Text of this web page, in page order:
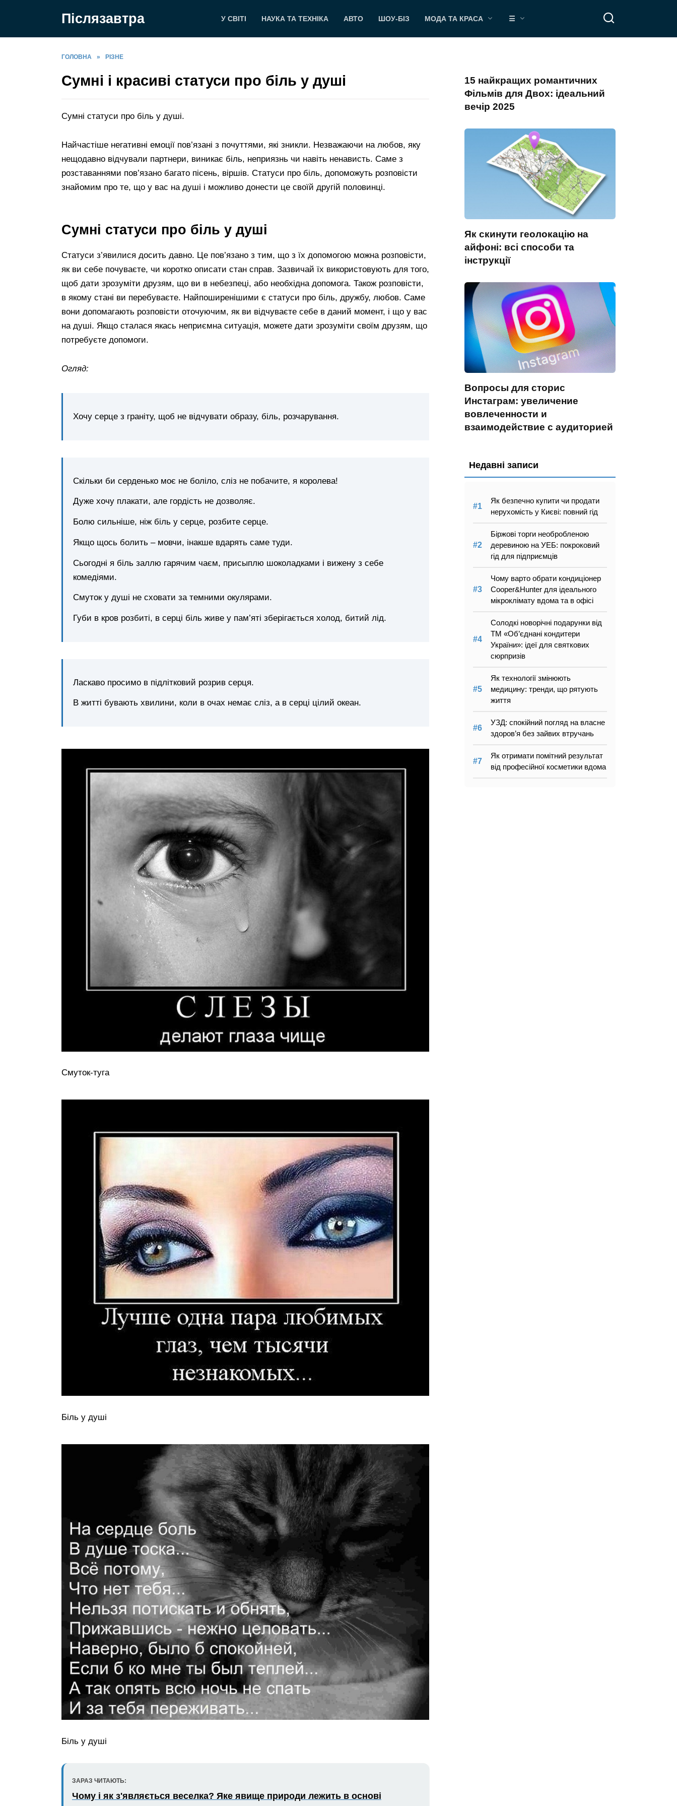
Післязавтра У СВІТІ НАУКА ТА ТЕХНІКА АВТО ШОУ-БІЗ МОДА ТА КРАСА ☰
ГОЛОВНА » РІЗНЕ
Сумні і красиві статуси про біль у душі
Сумні статуси про біль у душі.
Найчастіше негативні емоції пов’язані з почуттями, які зникли. Незважаючи на любов, яку
нещодавно відчували партнери, виникає біль, неприязнь чи навіть ненависть. Саме з
розставаннями пов’язано багато пісень, віршів. Статуси про біль, допоможуть розповісти
знайомим про те, що у вас на душі і можливо донести це своїй другій половинці.
Сумні статуси про біль у душі
Статуси з’явилися досить давно. Це пов’язано з тим, що з їх допомогою можна розповісти,
як ви себе почуваєте, чи коротко описати стан справ. Зазвичай їх використовують для того,
щоб дати зрозуміти друзям, що ви в небезпеці, або необхідна допомога. Також розповісти,
в якому стані ви перебуваєте. Найпоширенішими є статуси про біль, дружбу, любов. Саме
вони допомагають розповісти оточуючим, як ви відчуваєте себе в даний момент, і що у вас
на душі. Якщо сталася якась неприємна ситуація, можете дати зрозуміти своїм друзям, що
потребуєте допомоги.
Огляд:
Хочу серце з граніту, щоб не відчувати образу, біль, розчарування.
Скільки би серденько моє не боліло, сліз не побачите, я королева!
Дуже хочу плакати, але гордість не дозволяє.
Болю сильніше, ніж біль у серце, розбите серце.
Якщо щось болить – мовчи, інакше вдарять саме туди.
Сьогодні я біль заллю гарячим чаєм, присыплю шоколадками і вижену з себе
комедіями.
Смуток у душі не сховати за темними окулярами.
Губи в кров розбиті, в серці біль живе у пам’яті зберігається холод, битий лід.
Ласкаво просимо в підлітковий розрив серця.
В житті бувають хвилини, коли в очах немає сліз, а в серці цілий океан.
Смуток-туга
Біль у душі
Біль у душі
ЗАРАЗ ЧИТАЮТЬ:
Чому і як з'являється веселка? Яке явище природи лежить в основі
15 найкращих романтичних
Фільмів для Двох: ідеальний
вечір 2025
Як скинути геолокацію на
айфоні: всі способи та
інструкції
Вопросы для сторис
Инстаграм: увеличение
вовлеченности и
взаимодействие с аудиторией
Недавні записи
Як безпечно купити чи продати
нерухомість у Києві: повний гід
Біржові торги необробленою
деревиною на УЕБ: покроковий
гід для підприємців
Чому варто обрати кондиціонер
Cooper&Hunter для ідеального
мікроклімату вдома та в офісі
Солодкі новорічні подарунки від
ТМ «Об’єднані кондитери
України»: ідеї для святкових
сюрпризів
Як технології змінюють
медицину: тренди, що рятують
життя
УЗД: спокійний погляд на власне
здоров’я без зайвих втручань
Як отримати помітний результат
від професійної косметики вдома